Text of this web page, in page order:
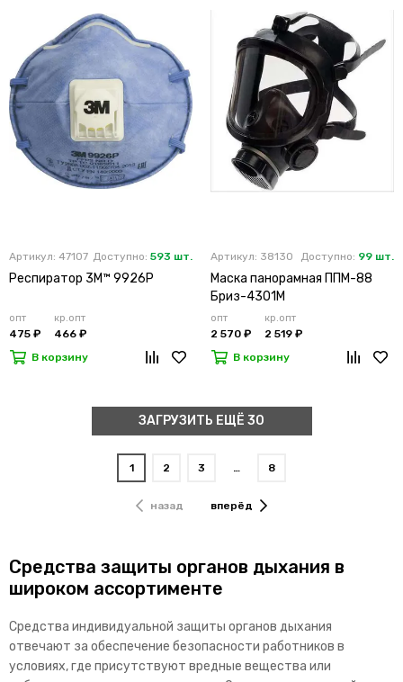
Артикул: 47107 Доступно: 593 шт.
Респиратор 3M™ 9926Р
опт
475 ₽
кр.опт
466 ₽
В корзину
Артикул: 38130 Доступно: 99 шт.
Маска панорамная ППМ-88
Бриз-4301М
опт
2 570 ₽
кр.опт
2 519 ₽
В корзину
ЗАГРУЗИТЬ ЕЩЁ 30
назад
1 2 3 … 8
вперёд
Средства защиты органов дыхания в
широком ассортименте
Средства индивидуальной защиты органов дыхания
отвечают за обеспечение безопасности работников в
условиях, где присутствуют вредные вещества или